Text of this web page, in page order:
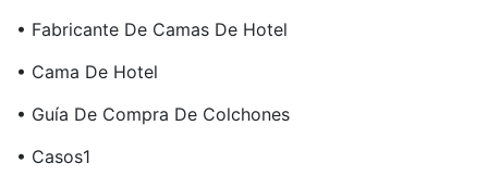
• Fabricante De Camas De Hotel
• Cama De Hotel
• Guía De Compra De Colchones
• Casos1